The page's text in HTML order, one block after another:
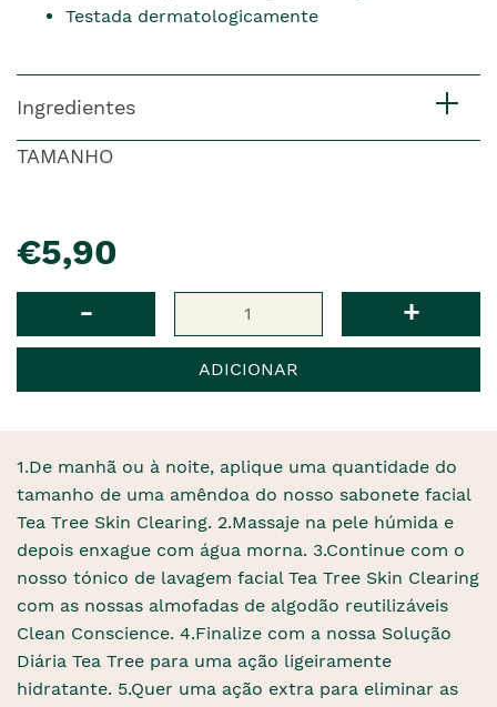
Testada dermatologicamente
Ingredientes
TAMANHO
€5,90
- +
ADICIONAR
1.De manhã ou à noite, aplique uma quantidade do
tamanho de uma amêndoa do nosso sabonete facial
Tea Tree Skin Clearing. 2.Massaje na pele húmida e
depois enxague com água morna. 3.Continue com o
nosso tónico de lavagem facial Tea Tree Skin Clearing
com as nossas almofadas de algodão reutilizáveis ​​
Clean Conscience. 4.Finalize com a nossa Solução
Diária Tea Tree para uma ação ligeiramente
hidratante. 5.Quer uma ação extra para eliminar as